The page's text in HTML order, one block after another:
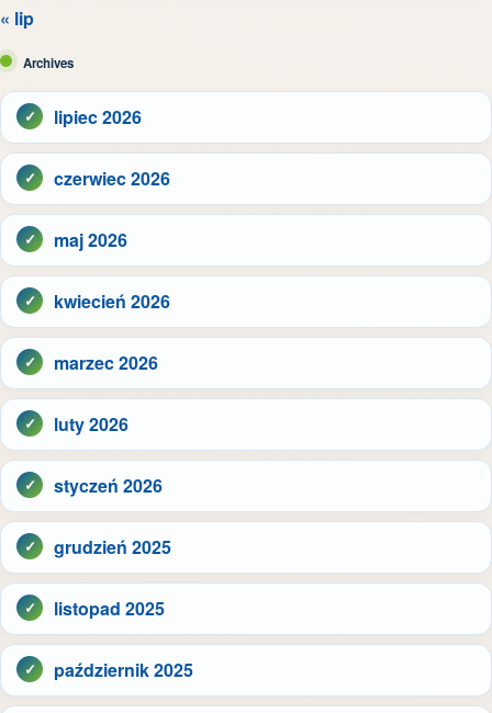
« lip
Archives
lipiec 2026
czerwiec 2026
maj 2026
kwiecień 2026
marzec 2026
luty 2026
styczeń 2026
grudzień 2025
listopad 2025
październik 2025